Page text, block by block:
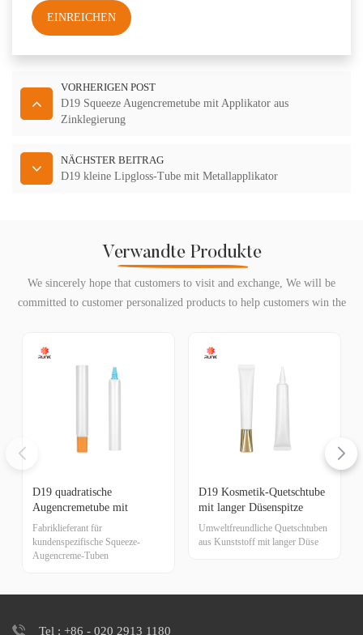
EINREICHEN
VORHERIGEN POST
D19 Squeeze Augencremetube mit Applikator aus
Zinklegierung
NÄCHSTER BEITRAG
D19 kleine Lipgloss-Tube mit Metallapplikator
Verwandte Produkte
We sincerely hope that customers to visit and exchange, We will be
committed to customer personalized products to help customers win the
D19 quadratische
Augencremetube mit
quadratischem
Schraubverschluss
Fabriklieferant für
kundenspezifische Squeeze-
Augencreme-Tuben
D19 Kosmetik-Quetschtube
mit langer Düsenspitze
Umweltfreundliche Quetschtuben
aus Kunststoff mit langer Düse
Tel : +86 - 020 2913 1180